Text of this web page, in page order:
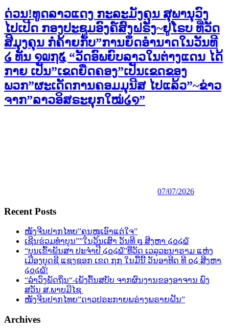
ດ່ວນ!ທູດລາວແດງ ກະລະມັງຄຸນ ສຸພານຸວົງ
ໄປເປີດ ກອງປະຊູມອົງຄ໌ສົງຝຣັ່ງ~ຢູໂຣບ ທີ່ວັດ
ສີມຸງຄຸນ ກໍຄ້າຍກັບ”ການຍຶດອຳນາດໃນວັນທີ
໒ ທັນ ໑໙໗໕ “ວັດອົພຍົບລາວໃນຕ່າງແດນ ໄດ້
ກາຍ ເປັນ”ເຂດຍືດຄອງ”ເປັນເຂດຂອງ
ພວກ”ຜະເດັດການຄອມມຸນີສ ໄປແລ້ວ”~ຂ່າວ
ຈາກ”ລາວອິສຣະຍຸກໃໝ່໒໑”
07/07/2026
Recent Posts
ໜັງຈີນປາກໄທຍ”ຄຸນໜູເອົາແຕ່ໃຈ”
ເຊີນຮ່ວມທຳບຸນ””ໃນວັນເສົາ ວັນທີ ໘ ສີງຫາ ໒໐໒໖
“ບຸນເຂົ້າພັນສາ ປະຈຳປີ ໒໐໒໖”ທີ່ວັດ ເວລຸວະນາຣາມ ແຫ່ງ
ເມືອງບຸດຊີ ແຊງຊອກ ເຂດ ໗໗ ໃນມື້ນີ້ ວັນອາທີດ ທີ ໐໒ ສີງຫາ
໒໐໒໖!
“ລຳວົງພັດຖິ່ນ“-ເພັງຕົ້ນສບັບ ຈາກຜົນງານຂອງອາຈານ ພົງ
ສວັນ ສ.ພາບມີໄຊ
ໜັງຈີນປາກໄທຍ”ດາວປຣະກາຍພຣ່າງພຣາຍຝັນ”
Archives